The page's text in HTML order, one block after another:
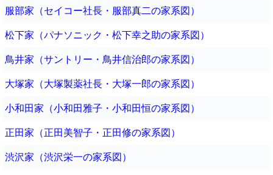
服部家（セイコー社長・服部真二の家系図）
松下家（パナソニック・松下幸之助の家系図）
鳥井家（サントリー・鳥井信治郎の家系図）
大塚家（大塚製薬社長・大塚一郎の家系図）
小和田家（小和田雅子・小和田恒の家系図）
正田家（正田美智子・正田修の家系図）
渋沢家（渋沢栄一の家系図）